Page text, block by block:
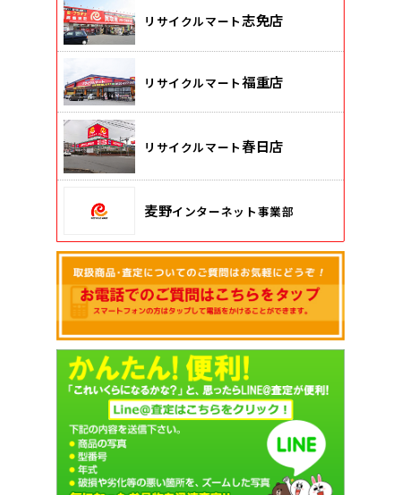
リサイクルマート志免店
リサイクルマート福重店
リサイクルマート春日店
麦野インターネット事業部